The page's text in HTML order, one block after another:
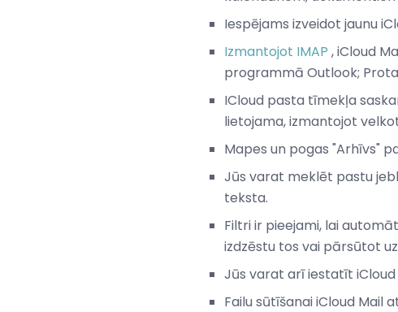
Iespējams izveidot jaunu
Izmantojot IMAP , iCloud
programmā Outlook;
ICloud pasta tīmekļa
lietojama, izmantojot
Mapes un pogas "Arhīvs"
Jūs varat meklēt pastu
teksta.
Filtri ir pieejami, lai
izdzēstu tos vai pārsūtot
Jūs varat arī iestatīt
Failu sūtīšanai iCloud Mail